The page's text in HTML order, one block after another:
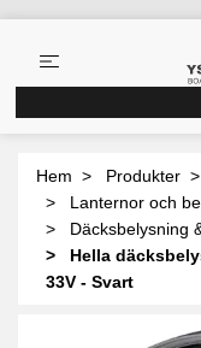
Hem Produkter
Lanternor och
Däcksbelysning
Hella
33V - Svart